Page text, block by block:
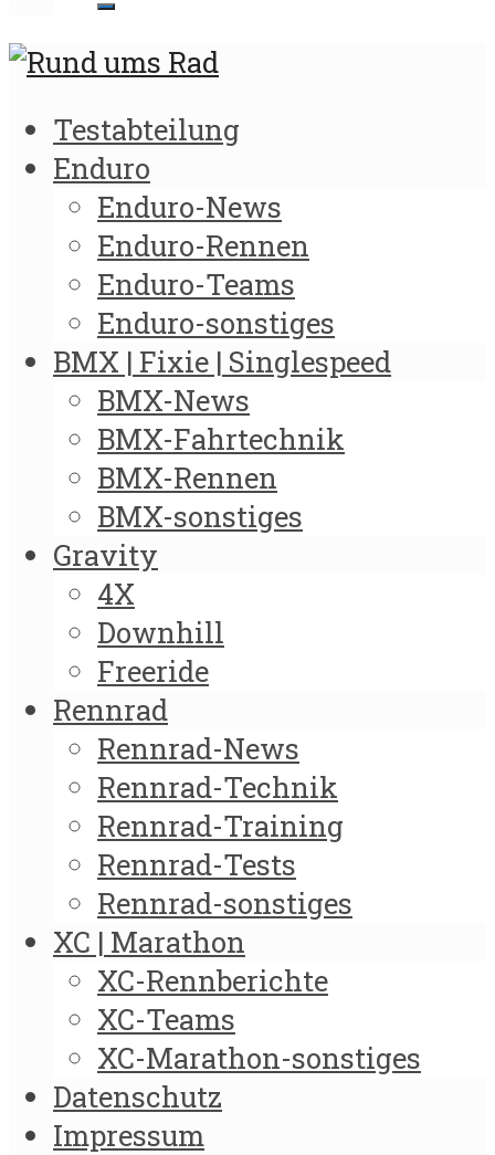
Testabteilung
Enduro
Enduro-News
Enduro-Rennen
Enduro-Teams
Enduro-sonstiges
BMX | Fixie | Singlespeed
BMX-News
BMX-Fahrtechnik
BMX-Rennen
BMX-sonstiges
Gravity
4X
Downhill
Freeride
Rennrad
Rennrad-News
Rennrad-Technik
Rennrad-Training
Rennrad-Tests
Rennrad-sonstiges
XC | Marathon
XC-Rennberichte
XC-Teams
XC-Marathon-sonstiges
Datenschutz
Impressum